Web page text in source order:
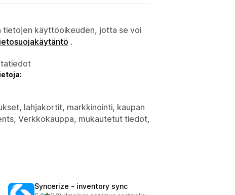
tietojen käyttöoikeuden, jotta se voi
.
lahjakortit, markkinointi, kaupan
Verkkokauppa, mukautetut tiedot,
Syncerize ‑ inventory sync